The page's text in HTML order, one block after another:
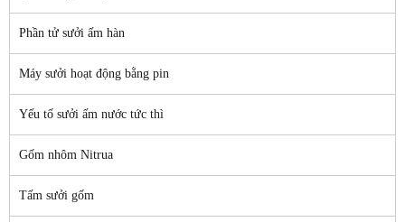
Phần tử sưởi ấm hàn
Máy sưởi hoạt động bằng pin
Yếu tố sưởi ấm nước tức thì
Gốm nhôm Nitrua
Tấm sưởi gốm